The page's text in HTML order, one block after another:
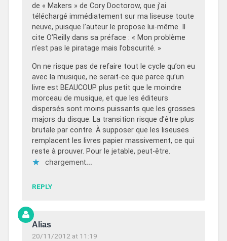
de « Makers » de Cory Doctorow, que j’ai
téléchargé immédiatement sur ma liseuse toute
neuve, puisque l’auteur le propose lui-même. Il
cite O’Reilly dans sa préface : « Mon problème
n’est pas le piratage mais l’obscurité. »
On ne risque pas de refaire tout le cycle qu’on eu
avec la musique, ne serait-ce que parce qu’un
livre est BEAUCOUP plus petit que le moindre
morceau de musique, et que les éditeurs
dispersés sont moins puissants que les grosses
majors du disque. La transition risque d’être plus
brutale par contre. À supposer que les liseuses
remplacent les livres papier massivement, ce qui
reste à prouver. Pour le jetable, peut-être.
chargement…
REPLY
Alias
20/11/2012 at 11:19